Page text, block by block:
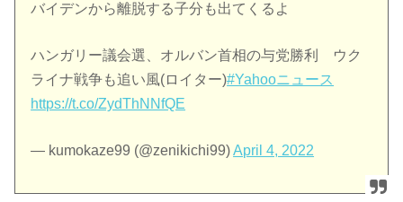
バイデンから離脱する子分も出てくるよ
ハンガリー議会選、オルバン首相の与党勝利 ウク
ライナ戦争も追い風(ロイター)#Yahooニュース
https://t.co/ZydThNNfQE
— kumokaze99 (@zenikichi99)April 4, 2022